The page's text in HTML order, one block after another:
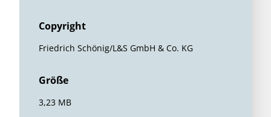
Copyright
Friedrich Schönig/L&S GmbH & Co. KG
Größe
3,23 MB